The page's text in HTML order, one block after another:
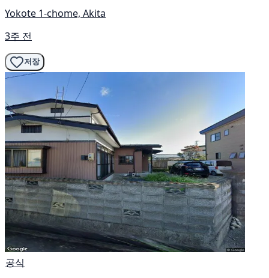
Yokote 1-chome, Akita
3주 전
저장
공식